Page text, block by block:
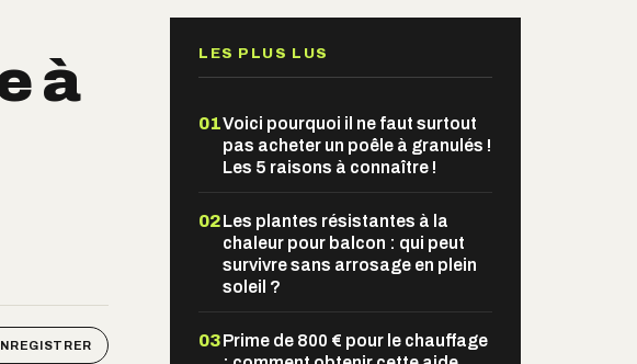
à
LES PLUS LUS
01Voici pourquoi il ne faut surtout
pas acheter un poêle à granulés !
Les 5 raisons à connaître !
02Les plantes résistantes à la
chaleur pour balcon : qui peut
survivre sans arrosage en plein
soleil ?
03Prime de 800 € pour le chauffage